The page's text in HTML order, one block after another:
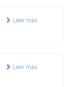
Leer más
Leer más